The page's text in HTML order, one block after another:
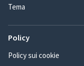
Tema
Policy
Policy sui cookie